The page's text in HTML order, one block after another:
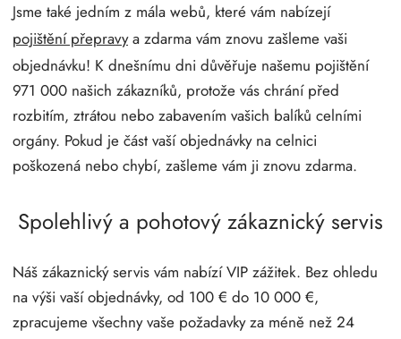
Jsme také jedním z mála webů, které vám nabízejí
pojištění přepravya zdarma vám znovu zašleme vaši
objednávku! K dnešnímu dni důvěřuje našemu pojištění
971 000 našich zákazníků, protože vás chrání před
rozbitím, ztrátou nebo zabavením vašich balíků celními
orgány. Pokud je část vaší objednávky na celnici
poškozená nebo chybí, zašleme vám ji znovu zdarma.
Spolehlivý a pohotový zákaznický servis
Náš zákaznický servis vám nabízí VIP zážitek. Bez ohledu
na výši vaší objednávky, od 100 € do 10 000 €,
zpracujeme všechny vaše požadavky za méně než 24